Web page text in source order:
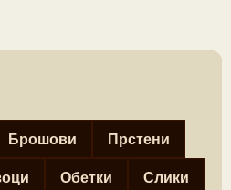
Брошови
Прстени
Обетки Слики